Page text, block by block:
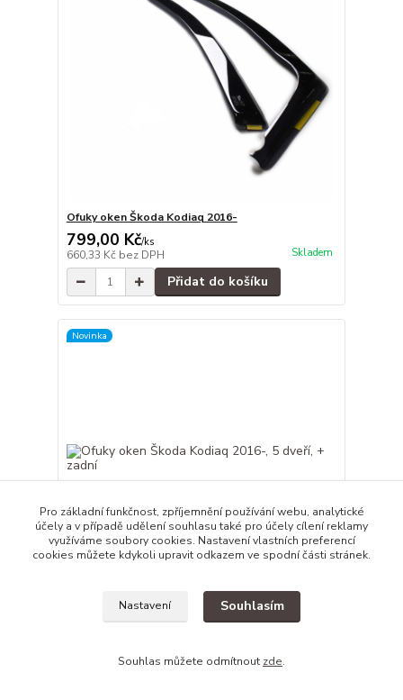
Ofuky oken Škoda Kodiaq 2016-
799,00 Kč/ks
660,33 Kč bez DPH Skladem
Přidat do košíku
Novinka
Ofuky oken Škoda Kodiaq 2016-, 5 dveří, + zadní
999,00 Kč
Přidat do košíku
Pro základní funkčnost, zpříjemnění používání webu, analytické
účely a v případě udělení souhlasu také pro účely cílení reklamy
využíváme soubory cookies. Nastavení vlastních preferencí
cookies můžete kdykoli upravit odkazem ve spodní části stránek.
Nastavení Souhlasím
Souhlas můžete odmítnout zde.